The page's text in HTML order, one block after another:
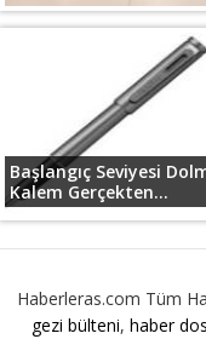
Başlangıç Seviyesi
Kalem Gerçekten...
Haberleras.com Tüm
gezi bülteni, haber